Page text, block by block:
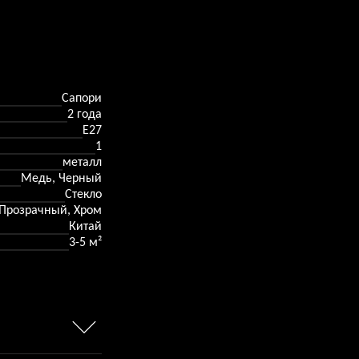
Сапори
2 года
E27
1
металл
Медь, Черный
Стекло
Хром
Китай
3-5 м²